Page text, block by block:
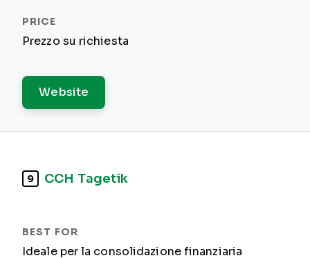
Prezzo su richiesta
Website
9 CCH Tagetik
Ideale per la consolidazione finanziaria